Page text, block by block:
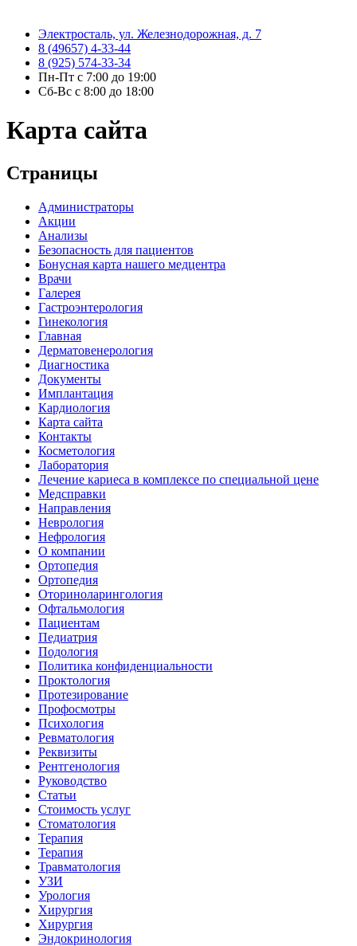
Электросталь, ул. Железнодорожная, д. 7
8 (49657) 4-33-44
8 (925) 574-33-34
Пн-Пт с 7:00 до 19:00
Сб-Вс с 8:00 до 18:00
Карта сайта
Страницы
Администраторы
Акции
Анализы
Безопасность для пациентов
Бонусная карта нашего медцентра
Врачи
Галерея
Гастроэнтерология
Гинекология
Главная
Дерматовенерология
Диагностика
Документы
Имплантация
Кардиология
Карта сайта
Контакты
Косметология
Лаборатория
Лечение кариеса в комплексе по специальной цене
Медсправки
Направления
Неврология
Нефрология
О компании
Ортопедия
Ортопедия
Оториноларингология
Офтальмология
Пациентам
Педиатрия
Подология
Политика конфиденциальности
Проктология
Протезирование
Профосмотры
Психология
Ревматология
Реквизиты
Рентгенология
Руководство
Статьи
Стоимость услуг
Стоматология
Терапия
Терапия
Травматология
УЗИ
Урология
Хирургия
Хирургия
Эндокринология